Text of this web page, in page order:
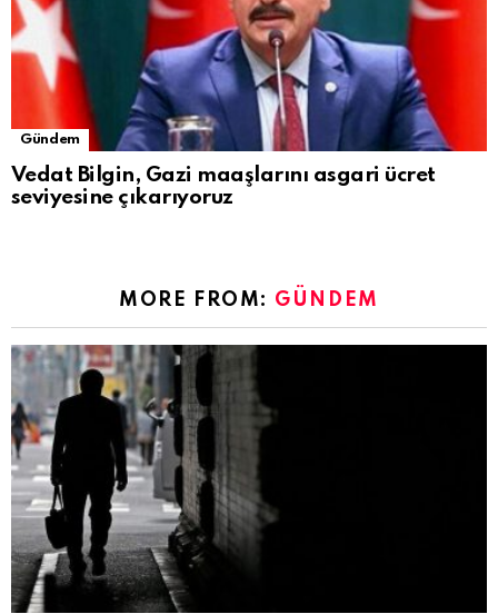
Gündem
Vedat Bilgin, Gazi maaşlarını asgari ücret
seviyesine çıkarıyoruz
MORE FROM: GÜNDEM